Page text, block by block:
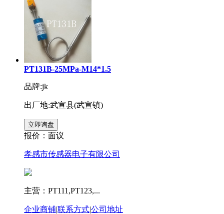
PT131B-25MPa-M14*1.5
品牌:jk
出厂地:武宣县(武宣镇)
报价： 面议
孝感市传感器电子有限公司
主营：PT111,PT123,...
企业商铺|联系方式|公司地址